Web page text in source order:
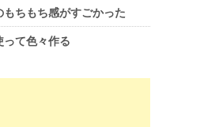
ちもち感がすごかった
て色々作る